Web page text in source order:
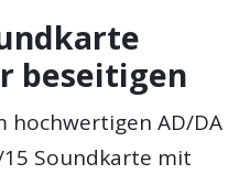
beseitigen
hochwertigen AD/DA
Soundkarte mit